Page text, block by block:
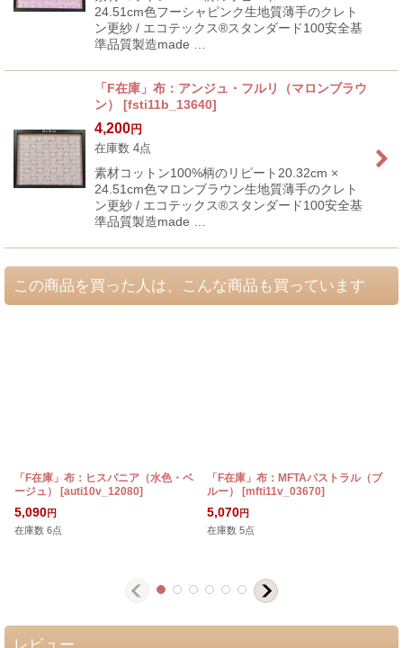
24.51cm色フーシャピンク生地質薄手のクレト
ン更紗 / エコテックス®スタンダード100安全基
準品質製造made …
「F在庫」布：アンジュ・フルリ（マロンブラウ
ン）
[fsti11b_13640]
4,200円
在庫数 4点
素材コットン100%柄のリピート20.32cm ×
24.51cm色マロンブラウン生地質薄手のクレト
ン更紗 / エコテックス®スタンダード100安全基
準品質製造made …
この商品を買った人は、こんな商品も買っています
「F在庫」布：ヒスパニア（水色・ベ
ージュ）
[auti10v_12080]
5,090円
在庫数 6点
「F在庫」布：MFTAパストラル（ブ
ルー）
[mfti11v_03670]
5,070円
在庫数 5点
レビュー